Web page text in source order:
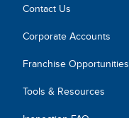
Contact Us
Corporate Accounts
Franchise Opportunities
Tools & Resources